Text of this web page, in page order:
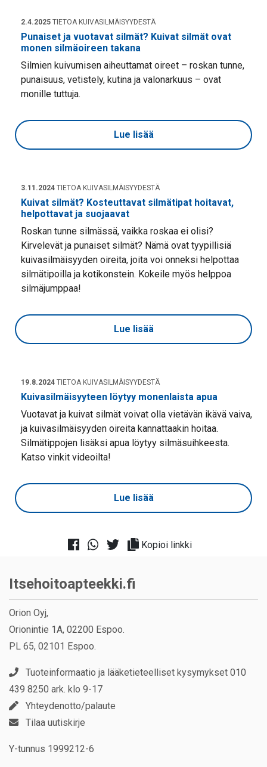
2.4.2025 TIETOA KUIVASILMÄISYYDESTÄ
Punaiset ja vuotavat silmät? Kuivat silmät ovat
monen silmäoireen takana
Silmien kuivumisen aiheuttamat oireet – roskan tunne,
punaisuus, vetistely, kutina ja valonarkuus – ovat
monille tuttuja.
Lue lisää
3.11.2024 TIETOA KUIVASILMÄISYYDESTÄ
Kuivat silmät? Kosteuttavat silmätipat hoitavat,
helpottavat ja suojaavat
Roskan tunne silmässä, vaikka roskaa ei olisi?
Kirvelevät ja punaiset silmät? Nämä ovat tyypillisiä
kuivasilmäisyyden oireita, joita voi onneksi helpottaa
silmätipoilla ja kotikonstein. Kokeile myös helppoa
silmäjumppaa!
Lue lisää
19.8.2024 TIETOA KUIVASILMÄISYYDESTÄ
Kuivasilmäisyyteen löytyy monenlaista apua
Vuotavat ja kuivat silmät voivat olla vietävän ikävä vaiva,
ja kuivasilmäisyyden oireita kannattaakin hoitaa.
Silmätippojen lisäksi apua löytyy silmäsuihkeesta.
Katso vinkit videoilta!
Lue lisää
Kopioi linkki
Itsehoitoapteekki.fi
Orion Oyj,
Orionintie 1A, 02200 Espoo.
PL 65, 02101 Espoo.
Tuoteinformaatio ja lääketieteelliset kysymykset 010
439 8250 ark. klo 9-17
Yhteydenotto/palaute
Tilaa uutiskirje
Y-tunnus 1999212-6